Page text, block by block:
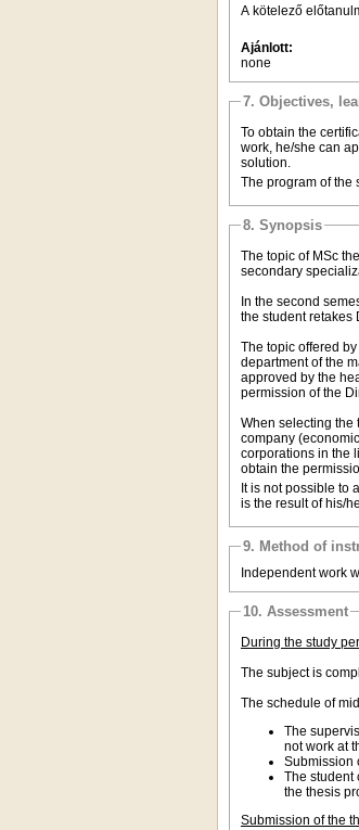
A kötelező
Ajánlott:
none
7. Objectives,
To obtain the
work, he/she can
solution.
The program of the
8. Synopsis
The topic of MSc
secondary
In the second
the student retakes
The topic offered
department of the
approved by the
permission of the
When selecting the
company
corporations in the
obtain the
It is not possible to
is the result of his/
9. Method of
Independent work
10. Assessment
During the study
The subject is
The schedule of
The
not work at
Submission
The student
the thesis
Submission of the